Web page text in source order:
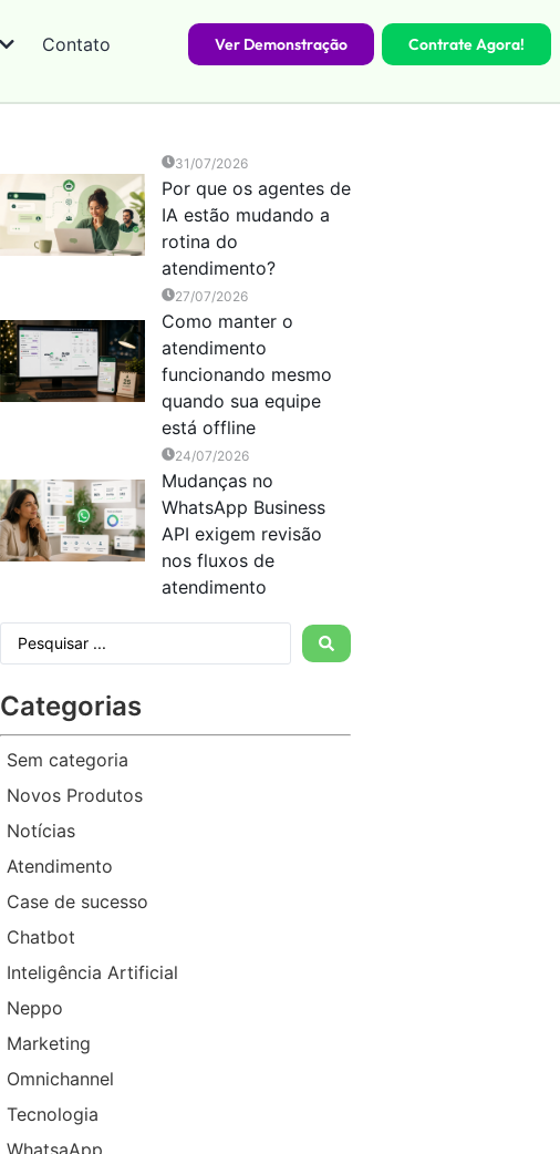
Contato Ver Demonstração Contrate Agora!
31/07/2026
Por que os agentes de
IA estão mudando a
rotina do
atendimento?
27/07/2026
Como manter o
atendimento
funcionando mesmo
quando sua equipe
está offline
24/07/2026
Mudanças no
WhatsApp Business
API exigem revisão
nos fluxos de
atendimento
Categorias
Sem categoria
Novos Produtos
Notícias
Atendimento
Case de sucesso
Chatbot
Inteligência Artificial
Neppo
Marketing
Omnichannel
Tecnologia
WhatsaApp